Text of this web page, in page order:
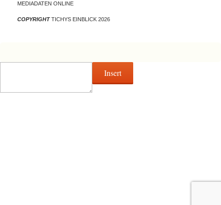
MEDIADATEN ONLINE
COPYRIGHTTICHYS EINBLICK 2026
Insert